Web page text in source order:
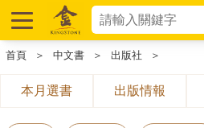
首頁 ＞ 中文書 ＞ 出版社 ＞
本月選書 出版情報